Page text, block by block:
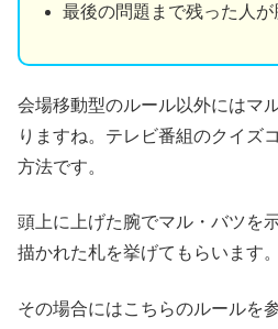
最後の問題まで残った人が
会場移動型のルール以外にはマ
りますね。テレビ番組のクイズ
方法です。
頭上に上げた腕でマル・バツを
描かれた札を挙げてもらいます。
その場合にはこちらのルールを